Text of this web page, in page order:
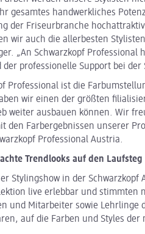
gesamtes handwerkliches
der Friseurbranche
wir auch die allerbesten
„An Schwarzkopf
der professionelle Support bei
Professional ist die
wir einen der größten
weiter ausbauen können. Wir
den Farbergebnissen unserer
Professional Austria.
Trendlooks auf den
Stylingshow in der
live erlebbar und stimmten
und Mitarbeiter sowie Lehrlinge
auf die Farben und Styles der